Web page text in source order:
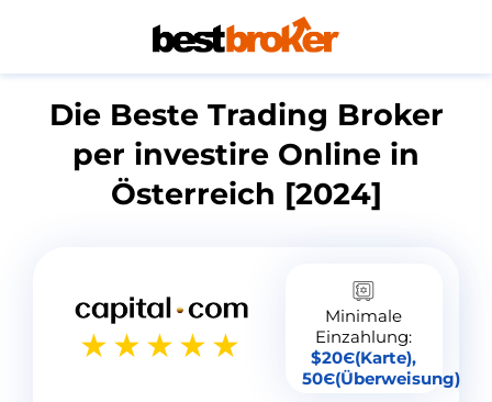
Die Beste Trading Broker
per investire Online in
Österreich [2024]
Minimale
Einzahlung:
$20Є(Karte),
50Є(Überweisung)